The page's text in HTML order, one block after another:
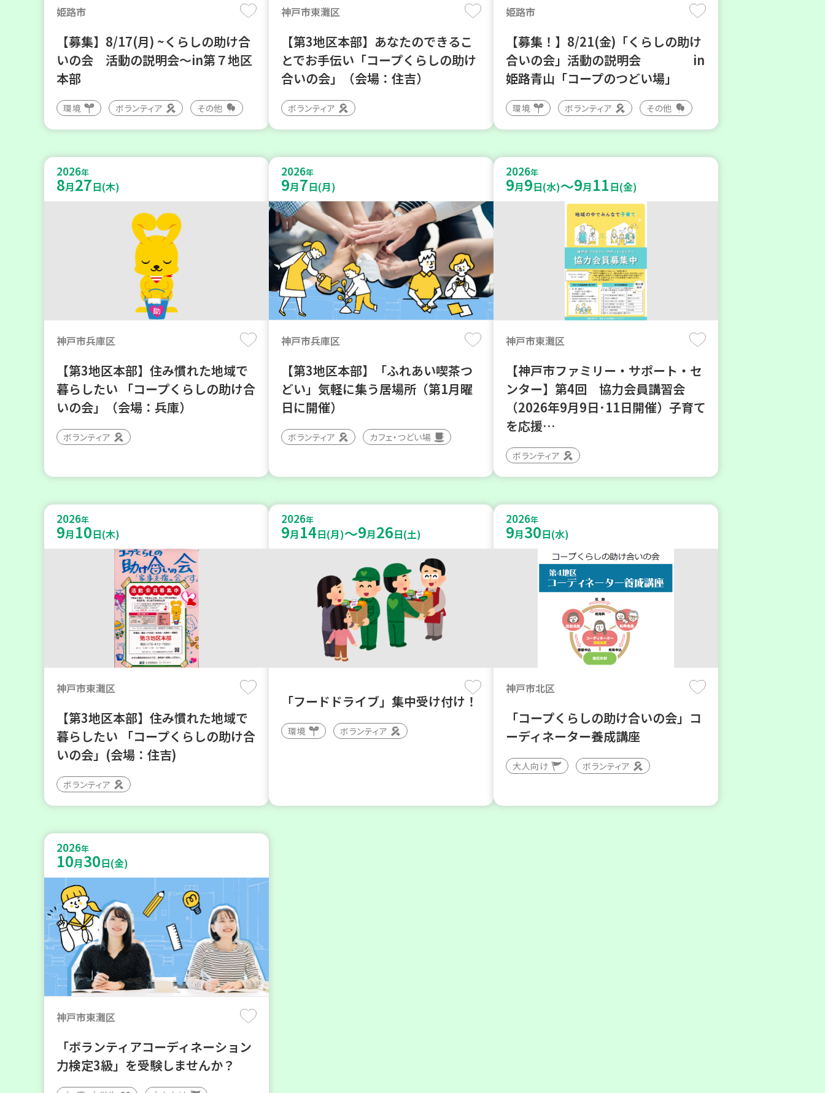
姫路市
【募集】8/17(月) ~くらしの助け合
いの会 活動の説明会～in第７地区
本部
環境 ボランティア その他
神戸市東灘区
【第3地区本部】あなたのできるこ
とでお手伝い「コープくらしの助け
合いの会」（会場：住吉）
ボランティア
姫路市
【募集！】8/21(金)「くらしの助け
合いの会」活動の説明会 in
姫路青山「コープのつどい場」
環境 ボランティア その他
2026年
8月27日(木)
神戸市兵庫区
【第3地区本部】住み慣れた地域で
暮らしたい 「コープくらしの助け合
いの会」（会場：兵庫）
ボランティア
2026年
9月7日(月)
神戸市兵庫区
【第3地区本部】「ふれあい喫茶つ
どい」気軽に集う居場所（第1月曜
日に開催）
ボランティア カフェ・つどい場
2026年
9月9日(水)～9月 11日(金)
神戸市東灘区
【神戸市ファミリー・サポート・セ
ンター】第4回 協力会員講習会
（2026年9月9日･11日開催）子育て
を応援…
ボランティア
2026年
9月 10日(木)
神戸市東灘区
【第3地区本部】住み慣れた地域で
暮らしたい 「コープくらしの助け合
いの会」(会場：住吉)
ボランティア
2026年
9月 14日(月)～9月26日(土)
「フードドライブ」集中受け付け！
環境 ボランティア
2026年
9月30日(水)
神戸市北区
「コープくらしの助け合いの会」コ
ーディネーター養成講座
大人向け ボランティア
2026年
10月30日(金)
神戸市東灘区
「ボランティアコーディネーション
力検定3級」を受験しませんか？